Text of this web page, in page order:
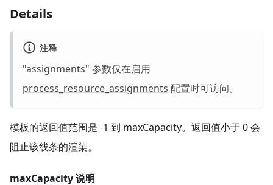
Details
注释
"assignments" 参数仅在启用
process_resource_assignments 配置时可访问。
模板的返回值范围是 -1 到 maxCapacity。返回值小于 0 会
阻止该线条的渲染。
maxCapacity 说明